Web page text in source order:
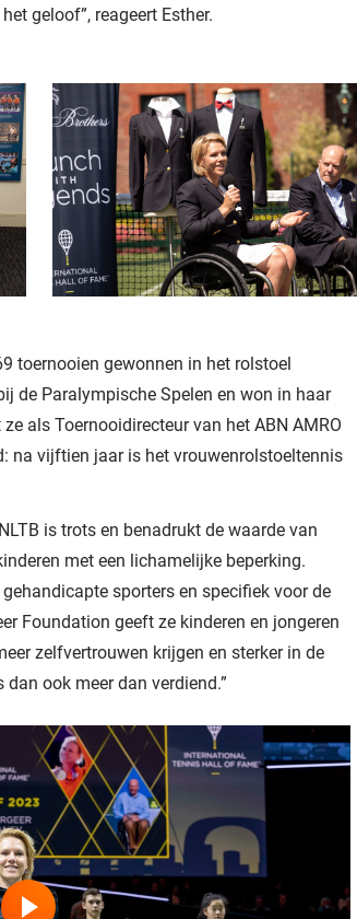
geloof”, reageert Esther.
toernooien gewonnen in het rolstoel
de Paralympische Spelen en won in haar
als Toernooidirecteur van het ABN AMRO
na vijftien jaar is het vrouwenrolstoeltennis
is trots en benadrukt de waarde van
met een lichamelijke beperking.
sporters en specifiek voor de
Foundation geeft ze kinderen en jongeren
zelfvertrouwen krijgen en sterker in de
ook meer dan verdiend.”